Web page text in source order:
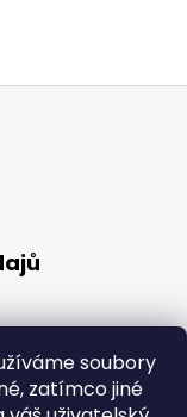
soubory
zatímco jiné